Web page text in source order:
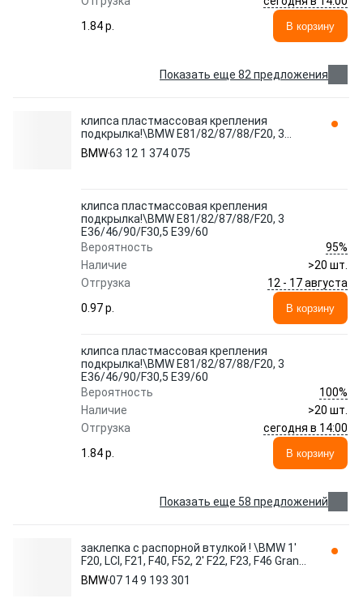
1.84 p.
В корзину
Показать еще 82 предложения
клипса пластмассовая крепления
подкрылка!\BMW E81/82/87/88/F20, 3
E36/46/90/F30,5 E39/60 63 12 1 374 075
BMW63 12 1 374 075
клипса пластмассовая крепления
подкрылка!\BMW E81/82/87/88/F20, 3
E36/46/90/F30,5 E39/60
Вероятность
95%
Наличие
>20 шт.
Отгрузка
12 - 17 августа
0.97 p.
В корзину
клипса пластмассовая крепления
подкрылка!\BMW E81/82/87/88/F20, 3
E36/46/90/F30,5 E39/60
Вероятность
100%
Наличие
>20 шт.
Отгрузка
сегодня в 14:00
1.84 p.
В корзину
Показать еще 58 предложений
заклепка с распорной втулкой ! \BMW 1'
F20, LCI, F21, F40, F52, 2' F22, F23, F46 Gran
To 07 14 9 193 301
BMW07 14 9 193 301